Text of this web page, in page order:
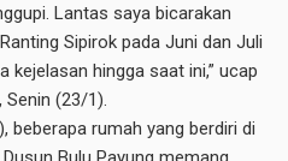
Lantas saya bicarakan
Sipirok pada Juni dan Juli
kejelasan hingga saat ini,” ucap
Senin (23/1).
beberapa rumah yang berdiri di